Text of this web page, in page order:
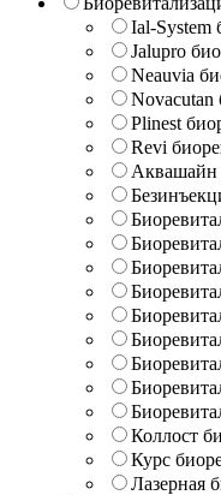
Ial-System
Jalupro
Neauvia
Novacutan
Plinest
Revi
Аквашайн
Коллост
Курс
Лазерная